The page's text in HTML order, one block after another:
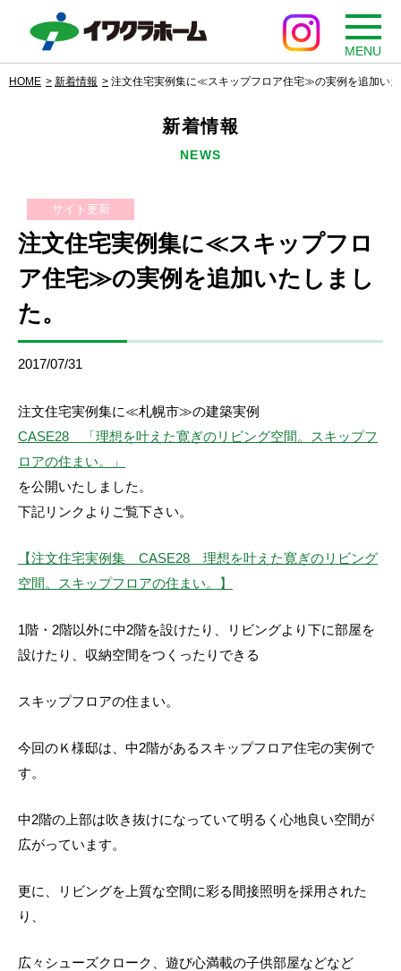
MENU
HOME 新着情報 注文住宅実例集に≪スキップフロア住宅≫の実例を追加い
新着情報
NEWS
サイト更新
注文住宅実例集に≪スキップフロ
ア住宅≫の実例を追加いたしまし
た。
2017/07/31
注文住宅実例集に≪札幌市≫の建築実例
CASE28 「理想を叶えた寛ぎのリビング空間。スキップフ
ロアの住まい。」
を公開いたしました。
下記リンクよりご覧下さい。
【注文住宅実例集 CASE28 理想を叶えた寛ぎのリビング
空間。スキップフロアの住まい。】
1階・2階以外に中2階を設けたり、リビングより下に部屋を
設けたり、収納空間をつくったりできる
スキップフロアの住まい。
今回のＫ様邸は、中2階があるスキップフロア住宅の実例で
す。
中2階の上部は吹き抜けになっていて明るく心地良い空間が
広がっています。
更に、リビングを上質な空間に彩る間接照明を採用された
り、
広々シューズクローク、遊び心満載の子供部屋などなど